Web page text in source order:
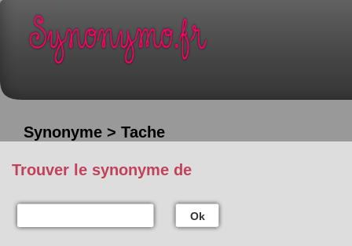
Synonyme > Tache
Trouver le synonyme de
Ok